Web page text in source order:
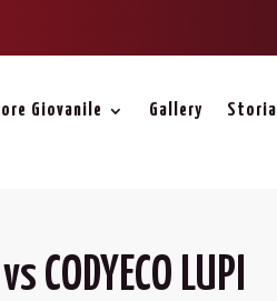
Giovanile Gallery Storia
CODYECO LUPI